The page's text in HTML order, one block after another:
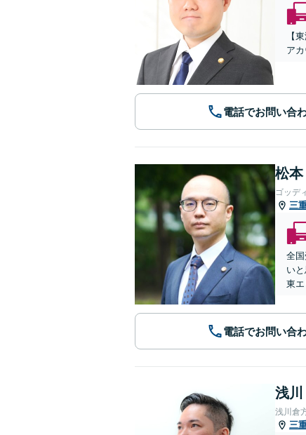
【
ア
電話でお問い合
松本
ゴッデ
三
全
い
東エ
電話でお問い合
浅
浅川倉
三